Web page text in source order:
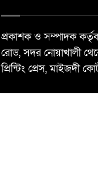
প্রকাশক ও সম্পাদক
রোড, সদর নোয়াখালী
প্রিন্টিং প্রেস, মাইজদী